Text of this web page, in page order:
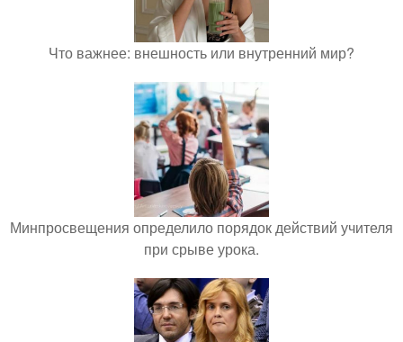
Что важнее: внешность или внутренний мир?
Минпросвещения определило порядок действий учителя
при срыве урока.